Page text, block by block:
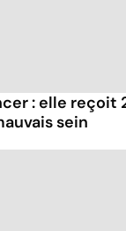
: elle reçoit
sein